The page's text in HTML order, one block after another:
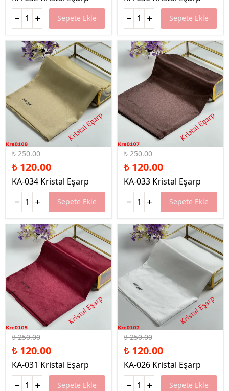
Sepete Ekle Sepete Ekle
%52 İndirim
₺ 250.00
₺ 120.00
KA-034 Kristal Eşarp
Sepete Ekle
%52 İndirim
₺ 250.00
₺ 120.00
KA-033 Kristal Eşarp
Sepete Ekle
%52 İndirim
₺ 250.00
₺ 120.00
KA-031 Kristal Eşarp
Sepete Ekle
%52 İndirim
₺ 250.00
₺ 120.00
KA-026 Kristal Eşarp
Sepete Ekle